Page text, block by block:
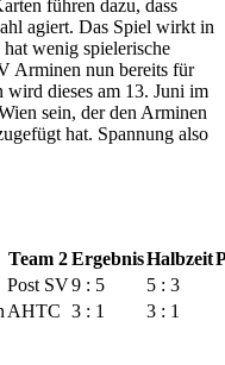
führen dazu, dass
agiert. Das Spiel wirkt in
wenig spielerische
Arminen nun bereits für
wird dieses am 13. Juni im
sein, der den Arminen
hat. Spannung also
Team 2ErgebnisHalbzeit
Post SV9 : 5
5 : 3
AHTC 3 : 1 3 : 1